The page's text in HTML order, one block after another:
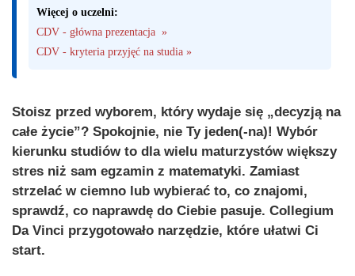
Więcej o uczelni:
CDV - główna prezentacja  »
CDV - kryteria przyjęć na studia »
Stoisz przed wyborem, który wydaje się „decyzją na
całe życie”? Spokojnie, nie Ty jeden(-na)! Wybór
kierunku studiów to dla wielu maturzystów większy
stres niż sam egzamin z matematyki. Zamiast
strzelać w ciemno lub wybierać to, co znajomi,
sprawdź, co naprawdę do Ciebie pasuje. Collegium
Da Vinci przygotowało narzędzie, które ułatwi Ci
start.